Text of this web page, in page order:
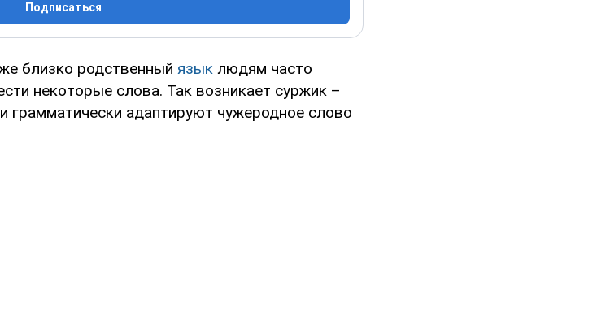
Подписаться
близко родственный язык людям часто
некоторые слова. Так возникает суржик –
грамматически адаптируют чужеродное слово